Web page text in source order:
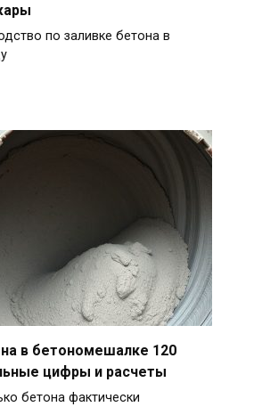
по заливке бетона в
в бетономешалке 120
цифры и расчеты
бетона фактически